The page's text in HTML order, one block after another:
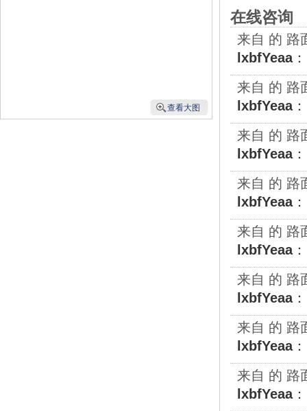
在线咨询
来自 的 路
lxbfYeaa
来自 的 路
lxbfYeaa
来自 的 路
lxbfYeaa
来自 的 路
lxbfYeaa
来自 的 路
lxbfYeaa
来自 的 路
lxbfYeaa
来自 的 路
lxbfYeaa
来自 的 路
lxbfYeaa
查看大图